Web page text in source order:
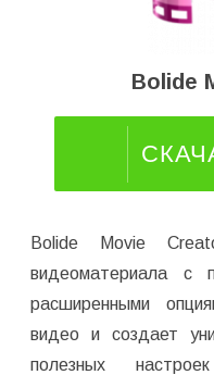
Bolide
Bolide Movie
видеоматериала с
расширенными
видео и создает
полезных